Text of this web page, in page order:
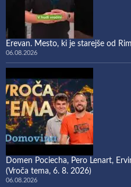
Erevan. Mesto, ki je starejše od
06.08.2026
Domen Pociecha, Pero Lenart,
(Vroča tema, 6. 8. 2026)
06.08.2026